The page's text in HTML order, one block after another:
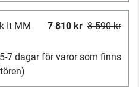
It MM
7 810 kr 8 590 kr
7 dagar för varor som finns